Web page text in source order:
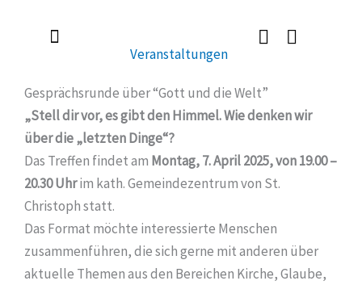
Veranstaltungen
Gesprächsrunde über “Gott und die Welt”
„Stell dir vor, es gibt den Himmel.Wie denken wir
über die „letzten Dinge“?
Das Treffen findet am Montag, 7. April 2025, von 19.00 –
20.30 Uhrim kath. Gemeindezentrum von St.
Christoph statt.
Das Format möchte interessierte Menschen
zusammenführen, die sich gerne mit anderen über
aktuelle Themen aus den Bereichen Kirche, Glaube,